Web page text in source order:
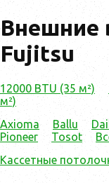
Внешние
Fujitsu
12000 BTU (35 м²)
м²)
Axioma
Ballu
Pioneer
Tosot
Кассетные